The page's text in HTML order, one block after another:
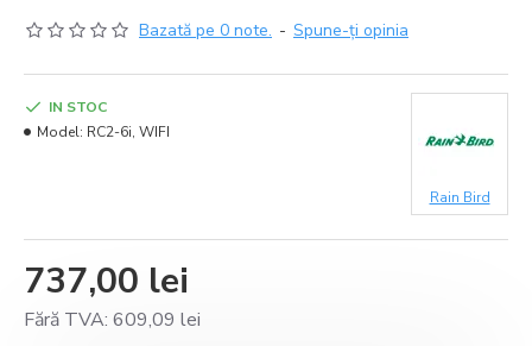
Bazată pe 0 note. - Spune-ţi opinia
737,00 lei
Fără TVA: 609,09 lei
IN STOC
Model: RC2-6i, WIFI
Rain Bird